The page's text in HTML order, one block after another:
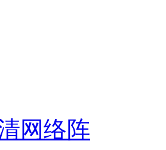
网络阵